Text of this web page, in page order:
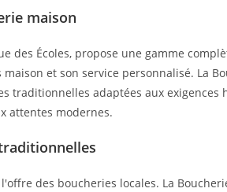
maison
des Écoles, propose une gamme
et son service personnalisé. La
traditionnelles adaptées aux
attentes modernes.
des boucheries locales. La